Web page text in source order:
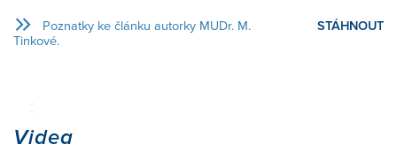
Poznatky ke článku autorky MUDr. M.
Tinkové.
STÁHNOUT
Videa